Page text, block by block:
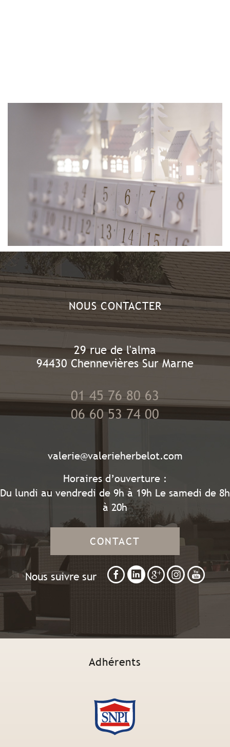
NOUS CONTACTER
29 rue de l'alma
94430 Chennevières Sur Marne
01 45 76 80 63
06 60 53 74 00
valerie@valerieherbelot.com
Horaires d’ouverture :
Du lundi au vendredi de 9h à 19h Le samedi de 8h
à 20h
CONTACT
Nous suivre sur
Adhérents